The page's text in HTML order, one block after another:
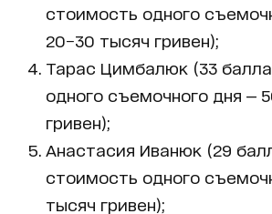
стоимость одного
20−30 тысяч гривен);
Тарас Цимбалюк (33
одного съемочного дня —
гривен);
Анастасия Иванюк (29
стоимость одного
тысяч гривен);